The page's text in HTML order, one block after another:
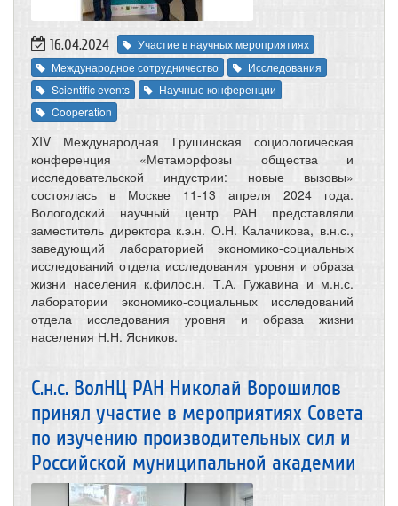
16.04.2024
Участие в научных мероприятиях
Международное сотрудничество
Исследования
Scientific events
Научные конференции
Cooperation
XIV Международная Грушинская социологическая
конференция «Метаморфозы общества и
исследовательской индустрии: новые вызовы»
состоялась в Москве 11-13 апреля 2024 года.
Вологодский научный центр РАН представляли
заместитель директора к.э.н. О.Н. Калачикова, в.н.с.,
заведующий лабораторией экономико-социальных
исследований отдела исследования уровня и образа
жизни населения к.филос.н. Т.А. Гужавина и м.н.с.
лаборатории экономико-социальных исследований
отдела исследования уровня и образа жизни
населения Н.Н. Ясников.
С.н.с. ВолНЦ РАН Николай Ворошилов
принял участие в мероприятиях Совета
по изучению производительных сил и
Российской муниципальной академии